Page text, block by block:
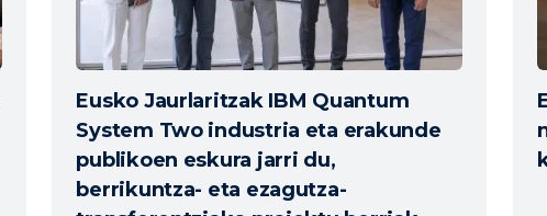
Eusko Jaurlaritzak IBM Quantum
System Two industria eta erakunde
publikoen eskura jarri du,
berrikuntza- eta ezagutza-